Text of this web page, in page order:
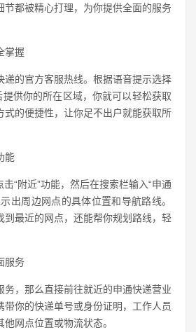
节都被精心打理，为你提供全面的服务
掌握
递的官方客服热线。根据语音提示选择
提供你的所在区域，你就可以轻松获取
式的便捷性，让你足不出户就能获取所
能
“附近”功能，然后在搜索栏输入“申通
出周边网点的具体位置和导航路线。
到最近的网点，还能帮你规划路线，轻
服务
务，那么直接前往就近的申通快递营业
带你的快递单号或身份证明，工作人员
网点位置或物流状态。